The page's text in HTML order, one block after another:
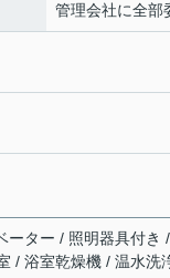
管理会社に全部
ター / 照明器具付き
/ 浴室乾燥機 / 温水洗